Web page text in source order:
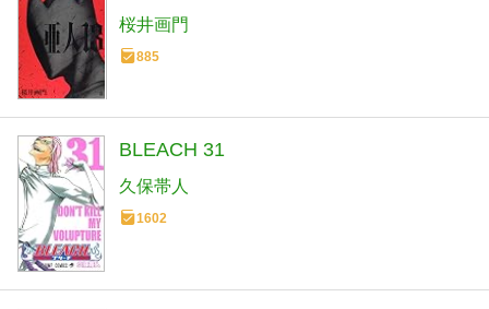
桜井画門
885
BLEACH 31
久保帯人
1602